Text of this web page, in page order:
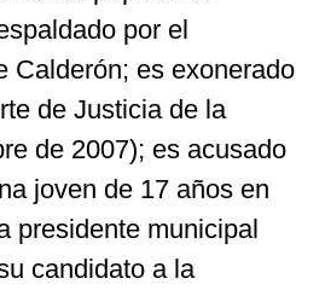
por el
Calderón; es exonerado
de Justicia de la
de 2007); es acusado
joven de 17 años en
presidente municipal
candidato a la